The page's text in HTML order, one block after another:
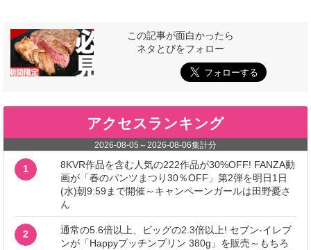
この記事が面白かったら
ネタとぴをフォロー
アクセスランキング
2026-08-05 ～2026-08-06集計分
1
8KVR作品を含む人気の222作品が30%OFF! FANZA動
画が「春のパンツまつり30％OFF」第2弾を明日1日
(水)朝9:59まで開催～キャンペーンガールは田野憂さ
ん
2
通常の5.6倍以上、ビッグの2.3倍以上! セブン‐イレブ
ンが「Happyプッチンプリン 380g」を販売～もちろ